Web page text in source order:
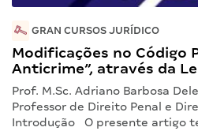
GRAN CURSOS JURÍDICO
Modificações no Código
Anticrime”, através da
Prof. M.Sc. Adriano Barbosa
Professor de Direito Penal e
Introdução O presente artigo